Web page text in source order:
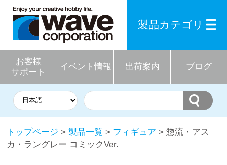
お客様
サポート
イベント情報 出荷案内 ブログ
製品カテゴリ
トップページ > 製品一覧 > フィギュア > 惣流・アス
カ・ラングレー コミックVer.